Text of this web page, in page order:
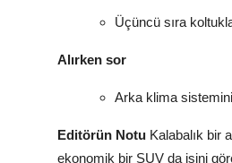
Üçüncü sıra
Alırken sor
Arka klima
Editörün Notu Kalabalık bir
ekonomik bir SUV da işini